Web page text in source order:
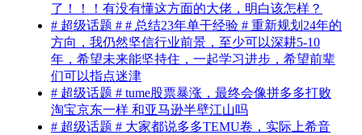
了！！！有没有懂这方面的大佬，明白该怎样？
# 超级话题 # # 总结23年单干经验 # 重新规划24年的
方向，我仍然坚信行业前景，至少可以深耕5-10
年，希望未来能坚持住，一起学习进步，希望前辈
们可以指点迷津
# 超级话题 # tume股票暴涨，最终会像拼多多打败
淘宝京东一样 和亚马逊半壁江山吗
# 超级话题 # 大家都说多多TEMU卷，实际上希音